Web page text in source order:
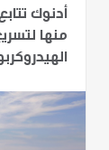
أدنوك
منها